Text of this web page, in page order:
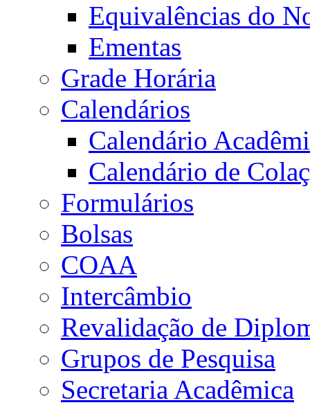
Equivalências do
Ementas
Grade Horária
Calendários
Calendário
Calendário de
Formulários
Bolsas
COAA
Intercâmbio
Revalidação de
Grupos de Pesquisa
Secretaria Acadêmica